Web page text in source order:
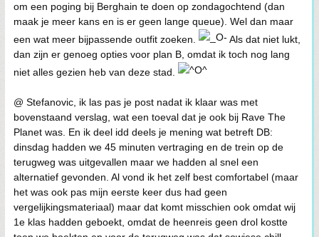
om een poging bij Berghain te doen op zondagochtend (dan
maak je meer kans en is er geen lange queue). Wel dan maar
een wat meer bijpassende outfit zoeken.
Als dat niet lukt,
dan zijn er genoeg opties voor plan B, omdat ik toch nog lang
niet alles gezien heb van deze stad.
@ Stefanovic, ik las pas je post nadat ik klaar was met
bovenstaand verslag, wat een toeval dat je ook bij Rave The
Planet was. En ik deel idd deels je mening wat betreft DB:
dinsdag hadden we 45 minuten vertraging en de trein op de
terugweg was uitgevallen maar we hadden al snel een
alternatief gevonden. Al vond ik het zelf best comfortabel (maar
het was ook pas mijn eerste keer dus had geen
vergelijkingsmateriaal) maar dat komt misschien ook omdat wij
1e klas hadden geboekt, omdat de heenreis geen drol kostte